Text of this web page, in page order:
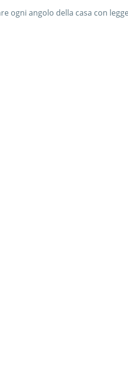
ogni angolo della casa con